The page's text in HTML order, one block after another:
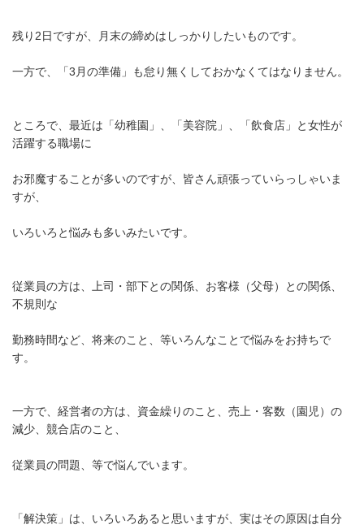
残り2日ですが、月末の締めはしっかりしたいものです。
一方で、「3月の準備」も怠り無くしておかなくてはなりません。
ところで、最近は「幼稚園」、「美容院」、「飲食店」と女性が
活躍する職場に
お邪魔することが多いのですが、皆さん頑張っていらっしゃいま
すが、
いろいろと悩みも多いみたいです。
従業員の方は、上司・部下との関係、お客様（父母）との関係、
不規則な
勤務時間など、将来のこと、等いろんなことで悩みをお持ちで
す。
一方で、経営者の方は、資金繰りのこと、売上・客数（園児）の
減少、競合店のこと、
従業員の問題、等で悩んでいます。
「解決策」は、いろいろあると思いますが、実はその原因は自分